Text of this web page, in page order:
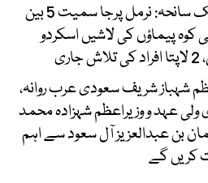
براڈ پیک سانحہ: نرمل پرجا سمیت 5 بین
کوہ پیماؤں کی لاشیں اسکردو
شہباز شریف سعودی عرب روانہ،
عہد و وزیراعظم شہزادہ محمد
بن عبدالعزیز آل سعود سے اہم
کریں گے